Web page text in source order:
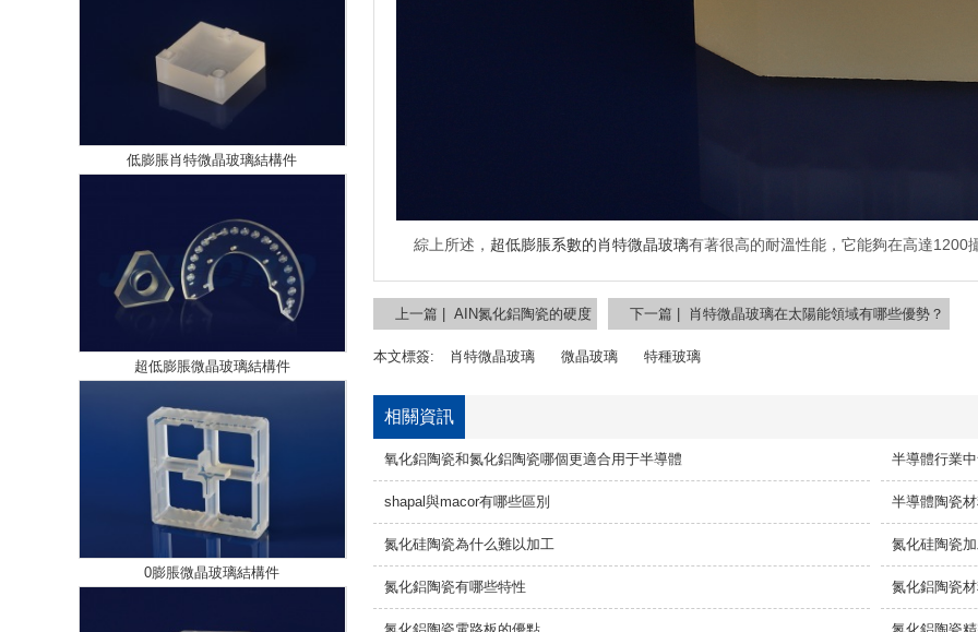
低膨脹肖特微晶玻璃結構件
超低膨脹微晶玻璃結構件
0膨脹微晶玻璃結構件
綜上所述， 超低膨脹系數的肖特微晶玻璃有著很高的耐溫性能，它能夠在高達1200
上一篇 | AIN氮化鋁陶瓷的硬度 下一篇 | 肖特微晶玻璃在太陽能領域有哪些優勢？
本文標簽: 肖特微晶玻璃 微晶玻璃 特種玻璃
相關資訊
氧化鋁陶瓷和氮化鋁陶瓷哪個更適合用于半導體 半導體行業
shapal與macor有哪些區別 半導體陶瓷
氮化硅陶瓷為什么難以加工 氮化硅陶瓷
氮化鋁陶瓷有哪些特性 氮化鋁陶瓷